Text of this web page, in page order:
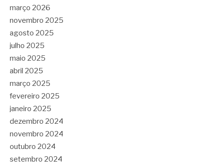
março 2026
novembro 2025
agosto 2025
julho 2025
maio 2025
abril 2025
março 2025
fevereiro 2025
janeiro 2025
dezembro 2024
novembro 2024
outubro 2024
setembro 2024